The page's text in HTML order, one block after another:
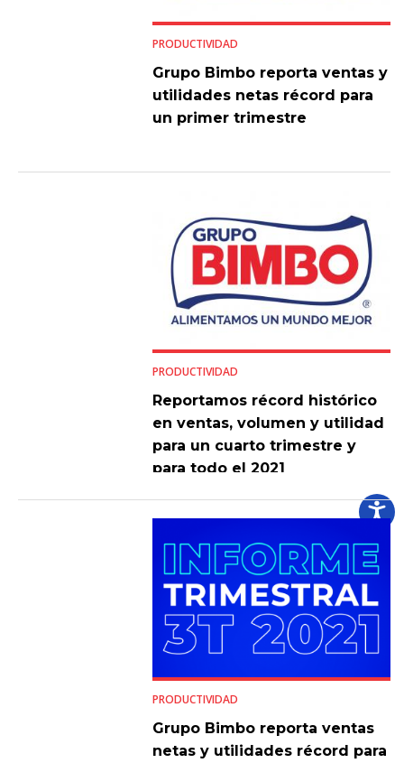
PRODUCTIVIDAD
Grupo Bimbo reporta ventas y
utilidades netas récord para
un primer trimestre
PRODUCTIVIDAD
Reportamos récord histórico
en ventas, volumen y utilidad
para un cuarto trimestre y
para todo el 2021
PRODUCTIVIDAD
Grupo Bimbo reporta ventas
netas y utilidades récord para